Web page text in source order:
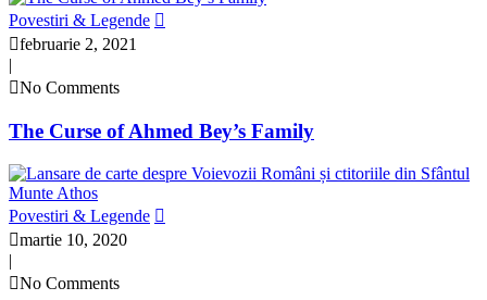
Povestiri & Legende
februarie 2, 2021
|
No Comments
The Curse of Ahmed Bey’s Family
Povestiri & Legende
martie 10, 2020
|
No Comments